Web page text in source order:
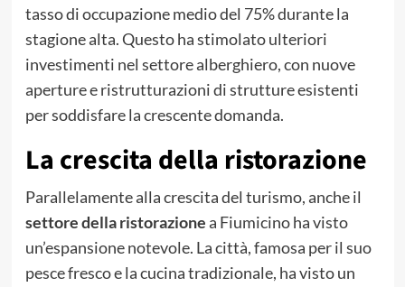
tasso di occupazione medio del 75% durante la
stagione alta. Questo ha stimolato ulteriori
investimenti nel settore alberghiero, con nuove
aperture e ristrutturazioni di strutture esistenti
per soddisfare la crescente domanda.
La crescita della ristorazione
Parallelamente alla crescita del turismo, anche il
settore della ristorazionea Fiumicino ha visto
un’espansione notevole. La città, famosa per il suo
pesce fresco e la cucina tradizionale, ha visto un